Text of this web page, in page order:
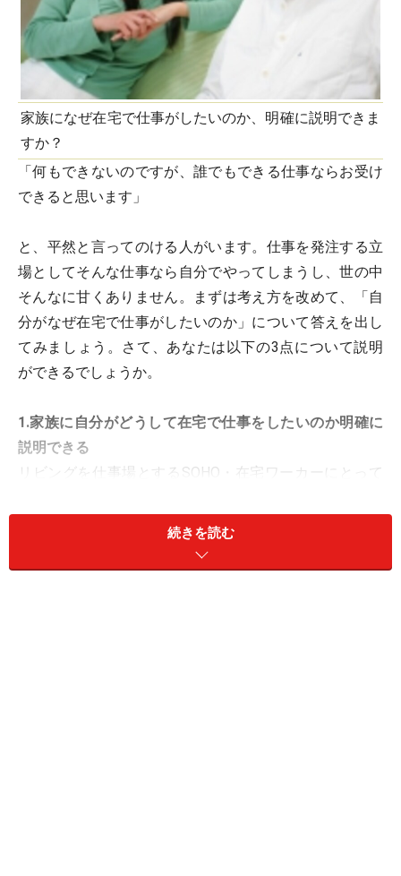
家族になぜ在宅で仕事がしたいのか、明確に説明できま
すか？
「何もできないのですが、誰でもできる仕事ならお受け
できると思います」
と、平然と言ってのける人がいます。仕事を発注する立
場としてそんな仕事なら自分でやってしまうし、世の中
そんなに甘くありません。まずは考え方を改めて、「自
分がなぜ在宅で仕事がしたいのか」について答えを出し
てみましょう。さて、あなたは以下の3点について説明
ができるでしょうか。
1.家族に自分がどうして在宅で仕事をしたいのか明確に
説明できる
リビングを仕事場とするSOHO・在宅ワーカーにとって
を共にするパートナーや子どもたちの了解を得ないま
ま、仕事をスタートさせようとする人が多くいます。こ
れは、後々にトラブルの元となるので解決しておきたい
続きを読む